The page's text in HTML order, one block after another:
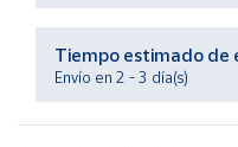
Contacto
Vendedores
Tiempo estimado de
Envío en 2 - 3 día(s)